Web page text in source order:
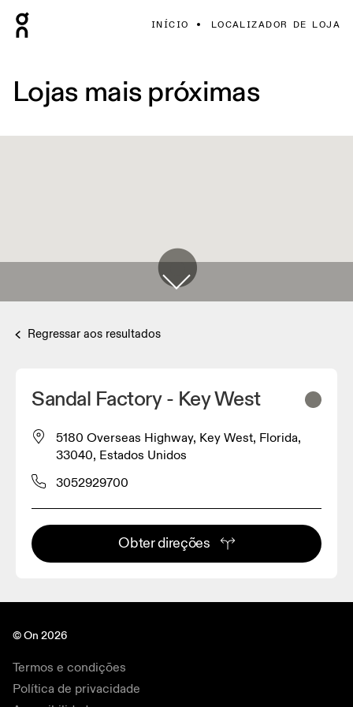
INÍCIO LOCALIZADOR DE LOJA
Lojas mais próximas
Regressar aos resultados
Sandal Factory - Key West
5180 Overseas Highway, Key West, Florida,
33040, Estados Unidos
3052929700
Obter direções
© On 2026
Termos e condições
Política de privacidade